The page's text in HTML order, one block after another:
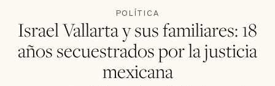
POLÍTICA
Israel Vallarta y sus familiares: 18
años secuestrados por la justicia
mexicana